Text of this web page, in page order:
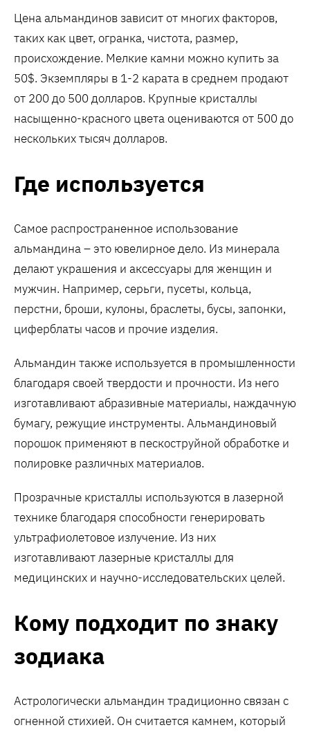
Цена альмандинов зависит от многих факторов,
таких как цвет, огранка, чистота, размер,
происхождение. Мелкие камни можно купить за
50$. Экземпляры в 1-2 карата в среднем продают
от 200 до 500 долларов. Крупные кристаллы
насыщенно-красного цвета оцениваются от 500 до
нескольких тысяч долларов.
Где используется
Самое распространенное использование
альмандина – это ювелирное дело. Из минерала
делают украшения и аксессуары для женщин и
мужчин. Например, серьги, пусеты, кольца,
перстни, броши, кулоны, браслеты, бусы, запонки,
циферблаты часов и прочие изделия.
Альмандин также используется в промышленности
благодаря своей твердости и прочности. Из него
изготавливают абразивные материалы, наждачную
бумагу, режущие инструменты. Альмандиновый
порошок применяют в пескоструйной обработке и
полировке различных материалов.
Прозрачные кристаллы используются в лазерной
технике благодаря способности генерировать
ультрафиолетовое излучение. Из них
изготавливают лазерные кристаллы для
медицинских и научно-исследовательских целей.
Кому подходит по знаку
зодиака
Астрологически альмандин традиционно связан с
огненной стихией. Он считается камнем, который